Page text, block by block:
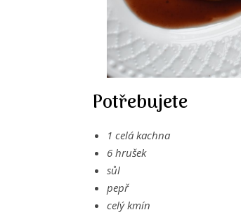
Potřebujete
1 celá kachna
6 hrušek
sůl
pepř
celý kmín